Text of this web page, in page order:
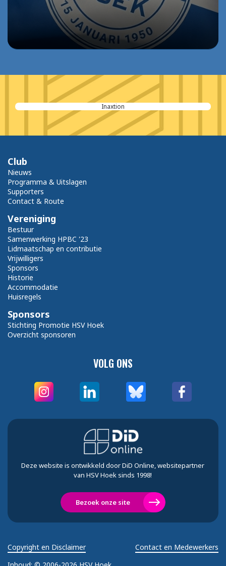
Inaxtion
VOLG ONS
Club
Nieuws
Programma & Uitslagen
Supporters
Contact & Route
Vereniging
Bestuur
Samenwerking HPBC '23
Lidmaatschap en contributie
Vrijwilligers
Sponsors
Historie
Accommodatie
Huisregels
Sponsors
Stichting Promotie HSV Hoek
Overzicht sponsoren
Deze website is ontwikkeld door DiD Online, websitepartner
van HSV Hoek sinds 1998!
Bezoek onze site
Copyright en Disclaimer Contact en Medewerkers